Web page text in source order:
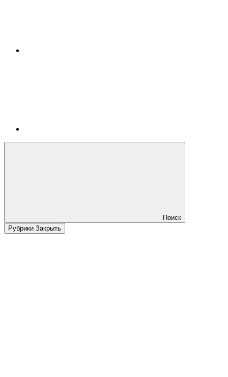
Поиск
Рубрики Закрыть